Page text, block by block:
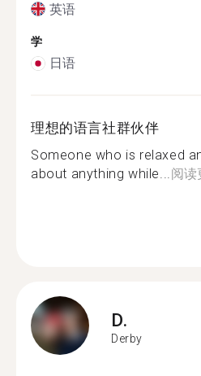
英语
学
日语
理想的语言社群伙伴
Someone who is relaxed
about anything while...阅读
D.
Derby